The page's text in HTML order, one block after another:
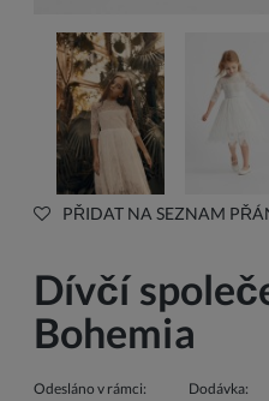
PŘIDAT NA SEZNAM
Dívčí
Bohemia
Odesláno v rámci:
Dodávka: